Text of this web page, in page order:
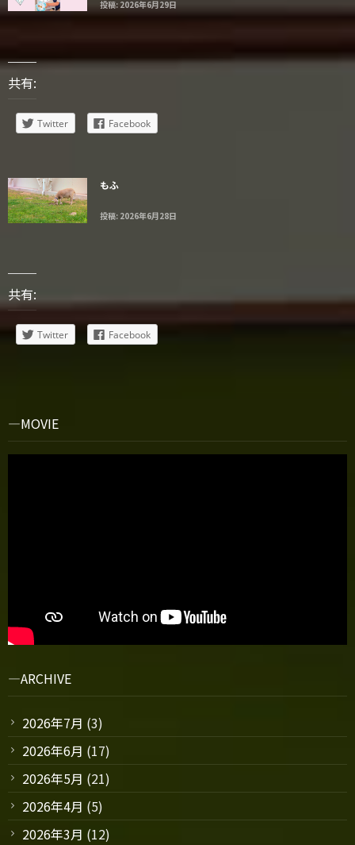
投稿: 2026年6月29日
共有:
Twitter Facebook
もふ
投稿: 2026年6月28日
共有:
Twitter Facebook
MOVIE
ARCHIVE
2026年7月 (3)
2026年6月 (17)
2026年5月 (21)
2026年4月 (5)
2026年3月 (12)